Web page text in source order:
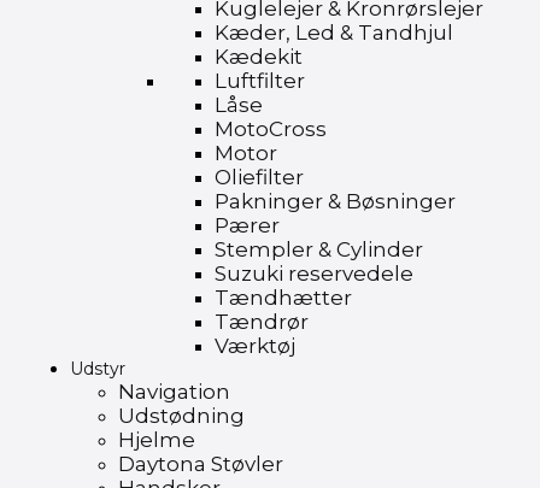
Kuglelejer & Kronrørslejer
Kæder, Led & Tandhjul
Kædekit
Luftfilter
Låse
MotoCross
Motor
Oliefilter
Pakninger & Bøsninger
Pærer
Stempler & Cylinder
Suzuki reservedele
Tændhætter
Tændrør
Værktøj
Udstyr
Navigation
Udstødning
Hjelme
Daytona Støvler